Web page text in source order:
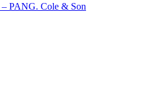
PANG. Cole & Son